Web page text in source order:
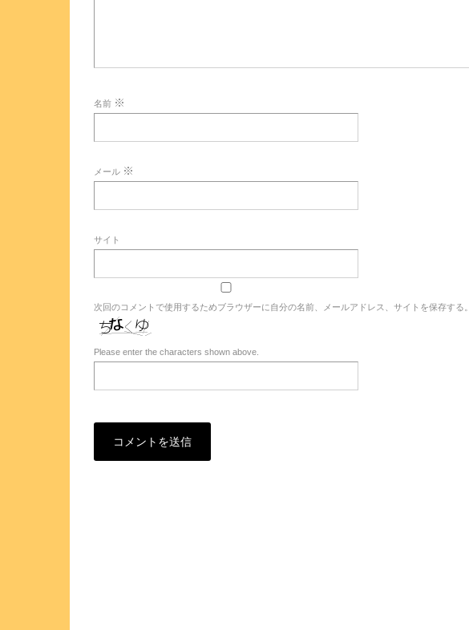
名前 ※
メール ※
サイト
次回のコメントで使用するためブラウザーに自分の名前、メールアドレス、サイトを保存する。
Please enter the characters shown above.